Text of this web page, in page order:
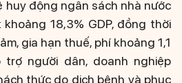
huy động ngân sách nhà nước
18,3% GDP, đồng thời
gia hạn thuế, phí khoảng 1,1
người dân, doanh nghiệp
thức do dịch bệnh và phục